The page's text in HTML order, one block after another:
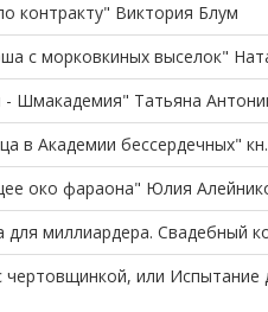
контракту" Виктория Блум
с морковкиных выселок"
- Шмакадемия" Татьяна
в Академии бессердечных"
око фараона" Юлия
для миллиардера. Свадебный
чертовщинкой, или Испытание